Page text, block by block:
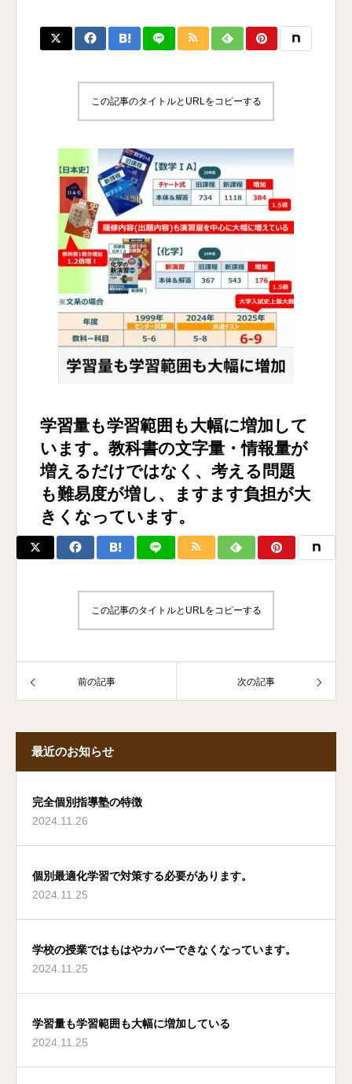
この記事のタイトルとURLをコピーする
学習量も学習範囲も大幅に増加して
います。教科書の文字量・情報量が
増えるだけではなく、考える問題
も難易度が増し、ますます負担が大
きくなっています。
この記事のタイトルとURLをコピーする
前の記事 次の記事
最近のお知らせ
完全個別指導塾の特徴
2024.11.26
個別最適化学習で対策する必要があります。
2024.11.25
学校の授業ではもはやカバーできなくなっています。
2024.11.25
学習量も学習範囲も大幅に増加している
2024.11.25